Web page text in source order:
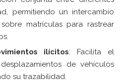
permitiendo un intercambio
matrículas para rastrear
ilícitos: Facilita el
de vehículos
su trazabilidad.